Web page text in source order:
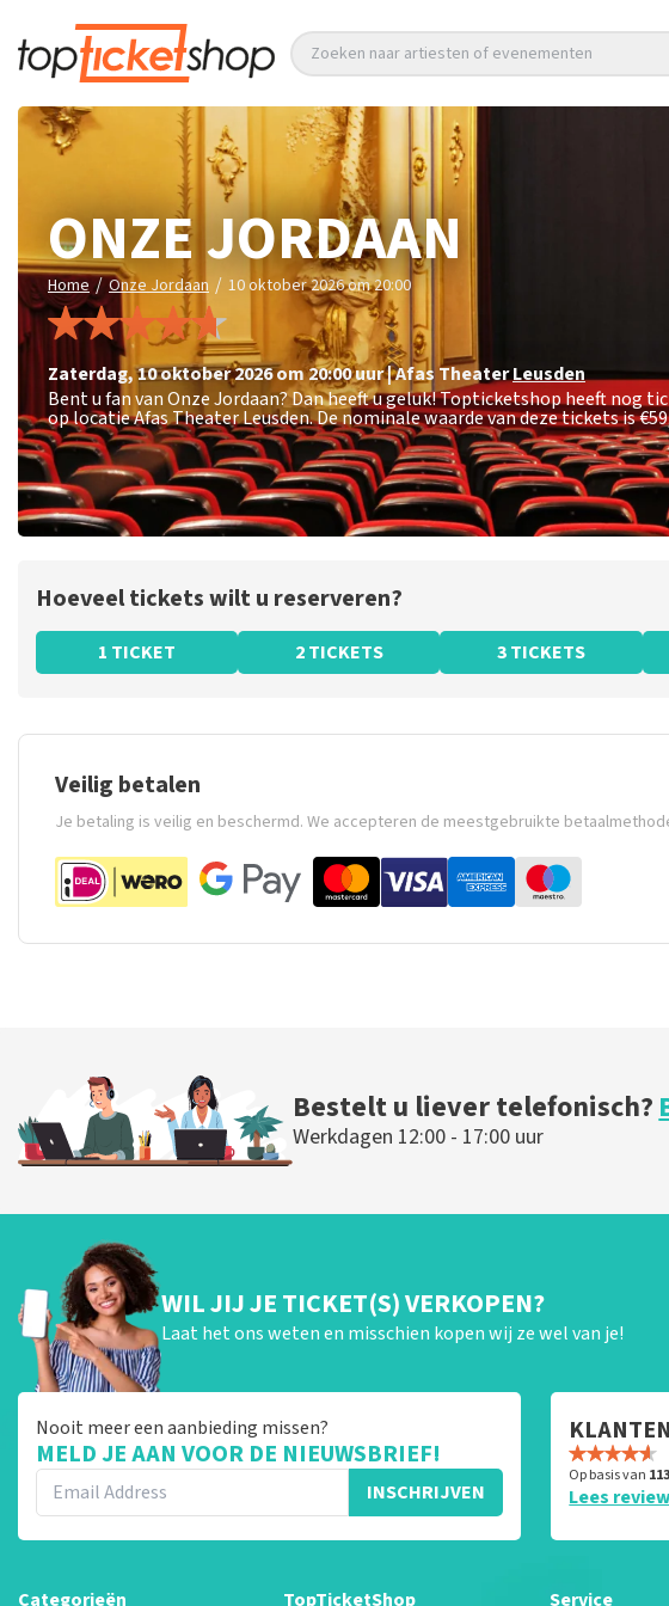
Zoeken naar artiesten of evenementen
ONZE JORDAAN
Home / Onze Jordaan / 10 oktober 2026 om 20:00
zaterdag,10 oktober 2026 om 20:00uur|Afas TheaterLeusden
Bent u fan van Onze Jordaan? Dan heeft u geluk! Topticketshop heeft nog
op locatie Afas Theater Leusden. De nominale waarde van deze tickets is
Hoeveel tickets wilt u reserveren?
1 TICKET 2 TICKETS 3 TICKETS
Veilig betalen
Je betaling is veilig en beschermd. We accepteren de meestgebruikte
Bestelt u liever telefonisch?
Werkdagen 12:00 - 17:00 uur
WIL JIJ JE TICKET(S) VERKOPEN?
Laat het ons weten en misschien kopen wij ze wel van je!
Nooit meer een aanbieding missen?
MELD JE AAN VOOR DE NIEUWSBRIEF!
INSCHRIJVEN
Op basis van
Lees
Categorieën TopTicketShop Service